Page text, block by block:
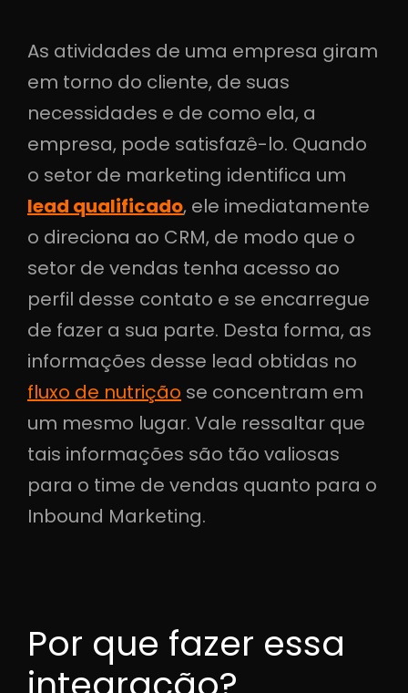
As atividades de uma empresa giram
em torno do cliente, de suas
necessidades e de como ela, a
empresa, pode satisfazê-lo. Quando
o setor de marketing identifica um
lead qualificado, ele imediatamente
o direciona ao CRM, de modo que o
setor de vendas tenha acesso ao
perfil desse contato e se encarregue
de fazer a sua parte. Desta forma, as
informações desse lead obtidas no
fluxo de nutrição se concentram em
um mesmo lugar. Vale ressaltar que
tais informações são tão valiosas
para o time de vendas quanto para o
Inbound Marketing.
Por que fazer essa